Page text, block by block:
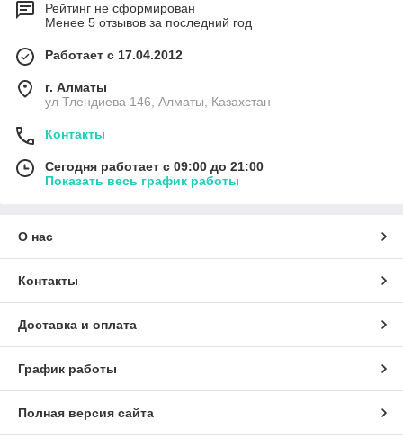
Рейтинг не сформирован
Менее 5 отзывов за последний год
Работает с 17.04.2012
г. Алматы
ул Тлендиева 146, Алматы, Казахстан
Контакты
Сегодня работает с 09:00 до 21:00
Показать весь график работы
О нас
Контакты
Доставка и оплата
График работы
Полная версия сайта